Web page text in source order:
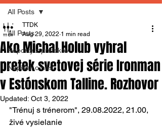
All Posts
Reporty z pretekov
Napísali o nás...
All Posts
Ako Michal Holub vyhral
pretek svetovej série Ironman
v Estónskom Talline. Rozhovor
TTDK
Aug 29, 2022 1 min read
Updated: Oct 3, 2022
"Trénuj s trénerom", 29.08.2022, 21.00,
živé vysielanie